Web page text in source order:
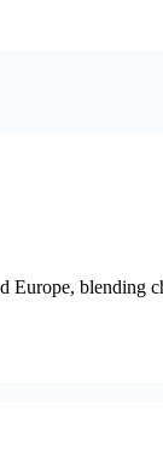
Europe, blending